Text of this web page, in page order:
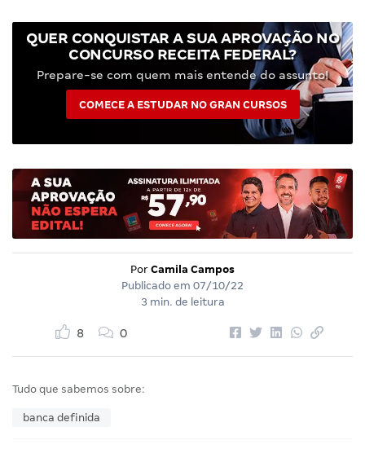
QUER CONQUISTAR A SUA APROVAÇÃO NO
CONCURSO RECEITA FEDERAL?
Prepare-se com quem mais entende do assunto!
COMECE A ESTUDAR NO GRAN CURSOS
Por Camila Campos
Publicado em 07/10/22
3 min. de leitura
8 0
Tudo que sabemos sobre:
banca definida